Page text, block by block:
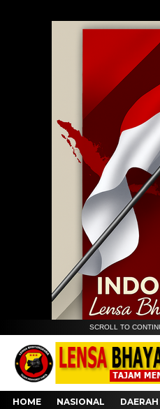
SCROLL TO
HOME NASIONAL DAERAH